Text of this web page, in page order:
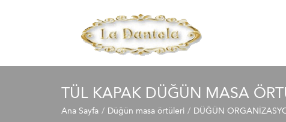
TÜL KAPAK DÜĞÜN MASA
Ana Sayfa Düğün masa örtüleri DÜĞÜN